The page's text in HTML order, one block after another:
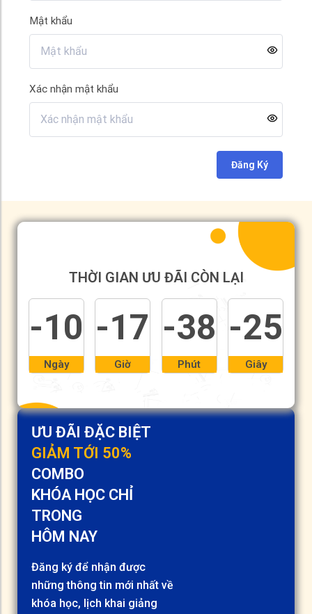
Mật khẩu
Xác nhận mật khẩu
Đăng Ký
ƯU ĐÃI ĐẶC BIỆT
GIẢM TỚI 50%
COMBO
KHÓA HỌC CHỈ
TRONG
HÔM NAY
Đăng ký để nhận được
những thông tin mới nhất về
khóa học, lịch khai giảng
THỜI GIAN ƯU ĐÃI CÒN LẠI
-10
Ngày
-17
Giờ
-38
Phút
-26
Giây